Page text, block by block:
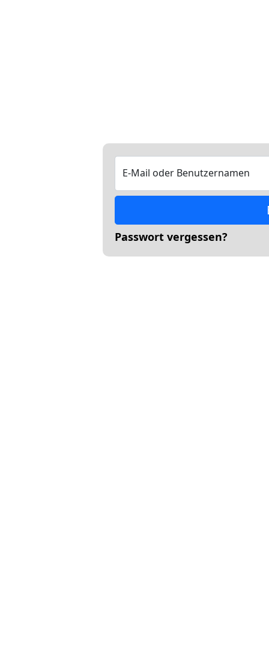
E-Mail oder Benutzernamen
Passwort vergessen?